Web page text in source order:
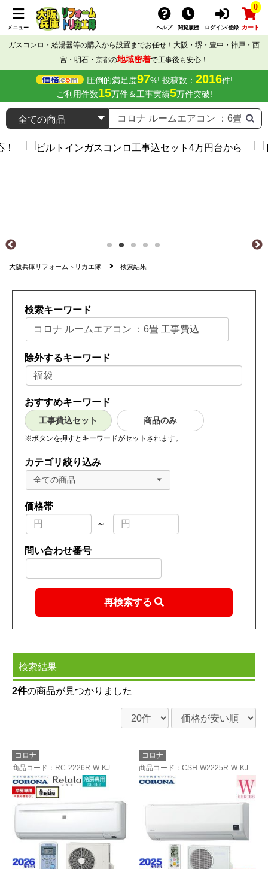
メニュー ヘルプ 閲覧履歴 ログイン/登録
0
カート
ガスコンロ・給湯器等の購入から設置までお任せ！大阪・堺・豊中・神戸・西
宮・明石・京都の地域密着で工事後も安心！
圧倒的満足度97%! 投稿数： 2016件!
ご利用件数15万件＆工事実績5万件突破!
大阪兵庫リフォームトリカエ隊 検索結果
検索キーワード
除外するキーワード
おすすめキーワード
工事費込セット 商品のみ
※ボタンを押すとキーワードがセットされます。
カテゴリ絞り込み
全ての商品
価格帯
～
問い合わせ番号
再検索する
検索結果
2件の商品が見つかりました
コロナ
商品コード ：RC-2226R-W-KJ
コロナ
商品コード ：CSH-W2225R-W-KJ